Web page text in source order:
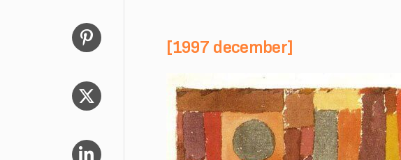
[1997 december]